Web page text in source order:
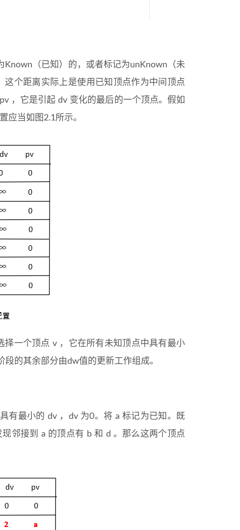
（已知）的，或者标记为unKnown（未
个距离实际上是使用已知顶点作为中间顶点
，它是引起 dv 变化的最后的一个顶点。假如
应当如图2.1所示。
一个顶点 v ，它在所有未知顶点中具有最小
的其余部分由dw值的更新工作组成。
有最小的 dv ，dv 为0。将 a 标记为已知。既
邻接到 a 的顶点有 b 和 d 。那么这两个顶点